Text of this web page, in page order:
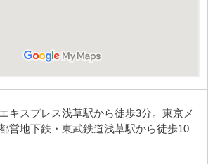
キスプレス浅草駅から徒歩3分。東京メ
営地下鉄・東武鉄道浅草駅から徒歩10